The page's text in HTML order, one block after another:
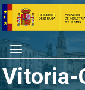
Saltar
al
contenido
Inicio
Menú
Vitoria-